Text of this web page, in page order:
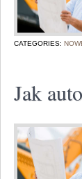
CATEGORIES:
Jak